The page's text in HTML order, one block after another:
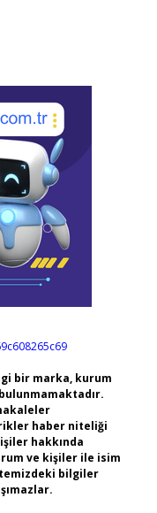
bir marka, kurum
haber niteliği
hakkında
ve kişiler ile isim
bilgiler